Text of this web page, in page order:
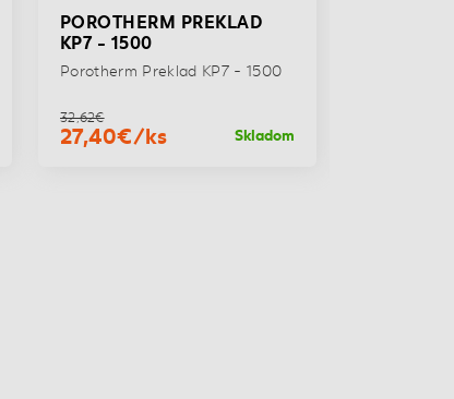
POROTHERM PREKLAD
KP7 - 1500
Porotherm Preklad KP7 - 1500
32,62€
27,40€/ks Skladom